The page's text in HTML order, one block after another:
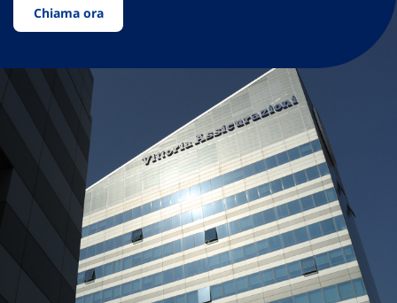
Chiama ora